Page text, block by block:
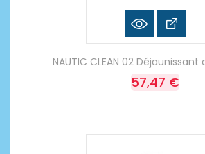
NAUTIC CLEAN 02
57,47 €